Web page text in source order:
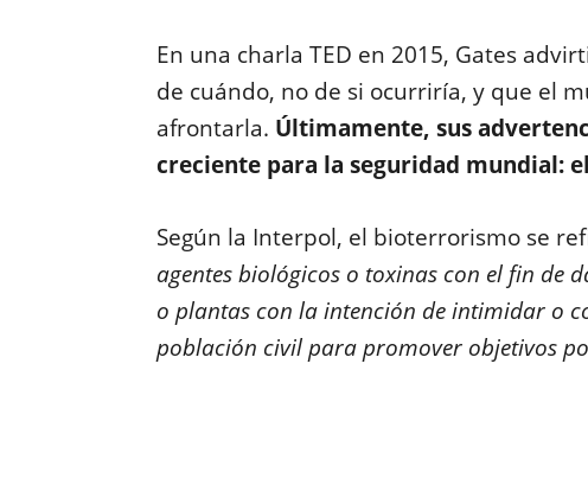
En una charla TED en 2015, Gates
de cuándo, no de si ocurriría, y que el
afrontarla. Últimamente, sus
creciente para la seguridad mundial:
Según la Interpol, el bioterrorismo se
agentes biológicos o toxinas con el fin de
o plantas con la intención de intimidar o
población civil para promover objetivos